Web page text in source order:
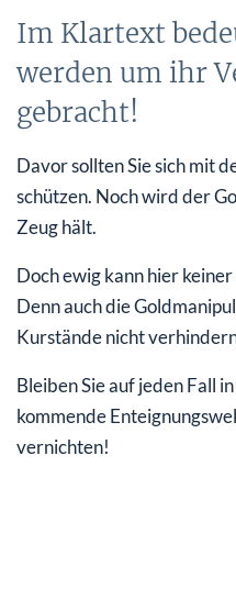
Im Klartext
werden um ihr
gebracht!
Davor sollten Sie sich mit
schützen. Noch wird der
Zeug hält.
Doch ewig kann hier
Denn auch die
Kurstände nicht
Bleiben Sie auf jeden Fall
kommende
vernichten!